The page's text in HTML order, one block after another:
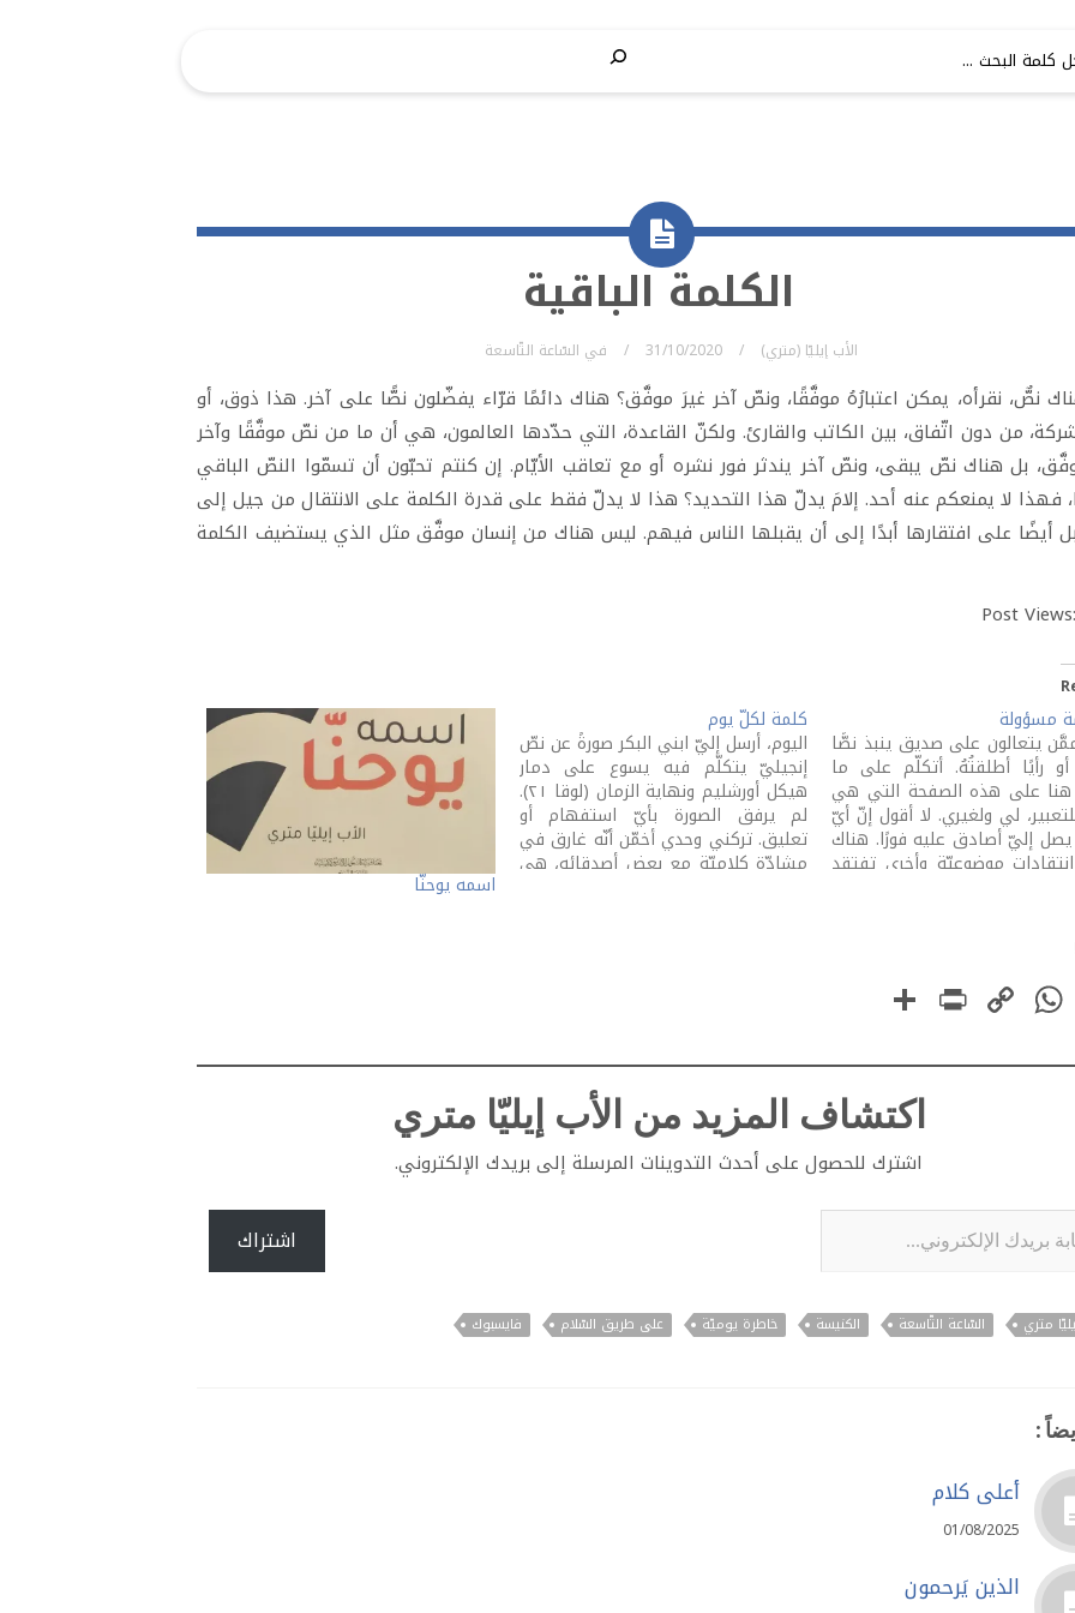
الكلمة الباقية
الأب إيليّا (متري) 31/10/2020 في السّاعة التّاسعة
نصٌّ، نقرأه، يمكن اعتبارُهُ موفَّقًا، ونصّ آخر غيرَ موفَّق؟ هناك دائمًا قرّاء يفضّلون نصًّا على آخر. هذا ذوق، أو
من دون اتّفاق، بين الكاتب والقارئ. ولكنّ القاعدة، التي حدّدها العالمون، هي أن ما من نصّ موفَّقًا وآخر
بل هناك نصّ يبقى، ونصّ آخر يندثر فور نشره أو مع تعاقب الأيّام. إن كنتم تحبّون أن تسمّوا النصّ الباقي
فهذا لا يمنعكم عنه أحد. إلامَ يدلّ هذا التحديد؟ هذا لا يدلّ فقط على قدرة الكلمة على الانتقال من جيل إلى
أيضًا على افتقارها أبدًا إلى أن يقبلها الناس فيهم. ليس هناك من إنسان موفَّق مثل الذي يستضيف الكلمة
Post Views:
مسؤولة
يتعالون على صديق ينبذ نصًّا
أو رأيًا أطلقتُهُ. أتكلّم على ما
هنا على هذه الصفحة التي هي
لي ولغيري. لا أقول إنّ أيّ
يصل إليّ أصادق عليه فورًا. هناك
موضوعيّة وأخرى تفتقد
كلمة لكلّ يوم
اليوم، أرسل إليّ ابني البكر صورةً عن نصّ
إنجيليّ يتكلّم فيه يسوع على دمار
هيكل أورشليم ونهاية الزمان (لوقا ٢١).
لم يرفق الصورة بأيّ استفهام أو
تعليق. تركني وحدي أخمّن أنّه غارق في
مشادّة كلاميّة مع بعض أصدقائه، هي
اسمه يوحنّا
Facebook
WhatsApp
Copy
PrintFriendly
اكتشاف المزيد من الأب إيليّا متري
اشترك للحصول على أحدث التدوينات المرسلة إلى بريدك الإلكتروني.
اشتراك
متري السّاعة التّاسعة الكنيسة خاطرة يوميّة على طريق السّلام فايسبوك
:
أعلى كلام
01/08/2025
الذين يَرحمون